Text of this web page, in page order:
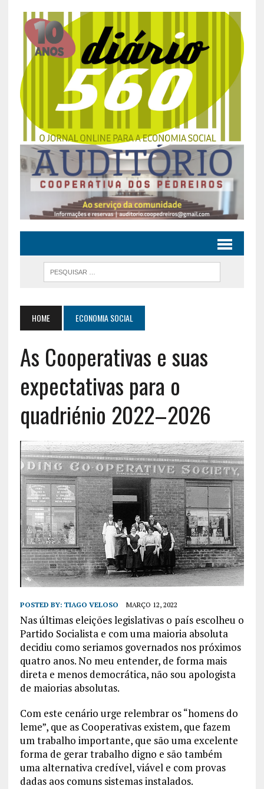
HOME ECONOMIA SOCIAL
As Cooperativas e suas
expectativas para o
quadriénio 2022–2026
POSTED BY: TIAGO VELOSO MARÇO 12, 2022
Nas últimas eleições legislativas o país escolheu o
Partido Socialista e com uma maioria absoluta
decidiu como seriamos governados nos próximos
quatro anos. No meu entender, de forma mais
direta e menos democrática, não sou apologista
de maiorias absolutas.
Com este cenário urge relembrar os “homens do
leme”, que as Cooperativas existem, que fazem
um trabalho importante, que são uma excelente
forma de gerar trabalho digno e são também
uma alternativa credível, viável e com provas
dadas aos comuns sistemas instalados.